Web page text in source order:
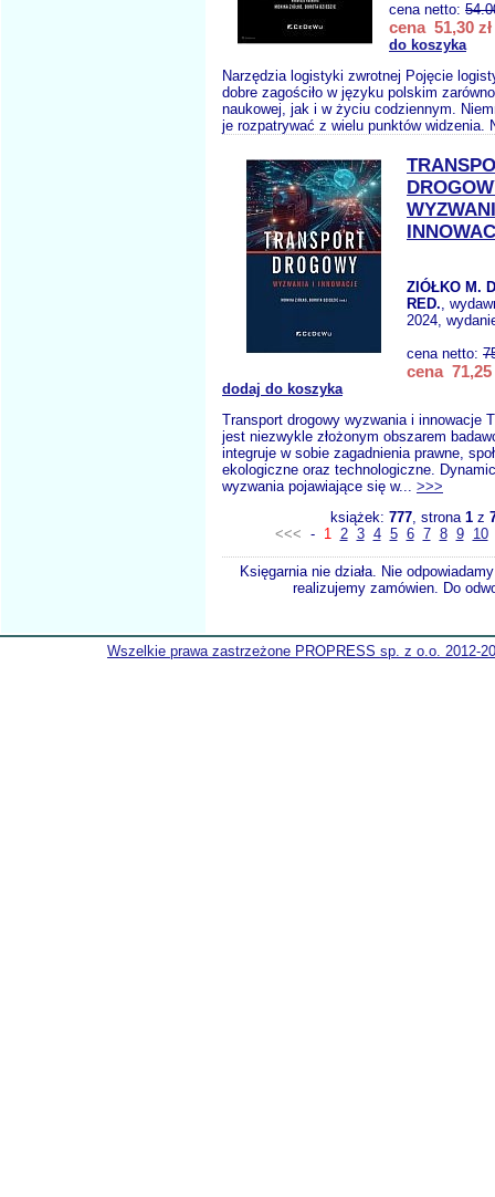
cena netto:
cena 51,30 zł
do koszyka
Narzędzia logistyki zwrotnej Pojęcie
dobre zagościło w języku polskim
naukowej, jak i w życiu codziennym.
je rozpatrywać z wielu punktów widzenia.
ZIÓŁKO M.
RED.,
2024,
cena netto:
cena 71,25
dodaj do koszyka
Transport drogowy wyzwania i innowacje
jest niezwykle złożonym obszarem
integruje w sobie zagadnienia prawne,
ekologiczne oraz technologiczne.
wyzwania pojawiające się w... >>>
książek: 777, strona 1z
<<< - 1 2 3 4 5 6 7 8 9 10
Księgarnia nie działa. Nie
realizujemy zamówien. Do
Wszelkie prawa zastrzeżone PROPRESS sp. z o.o. 2012-